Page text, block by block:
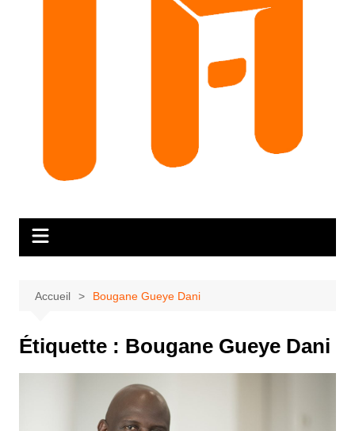
Accueil Bougane Gueye Dani
Étiquette : Bougane Gueye Dani